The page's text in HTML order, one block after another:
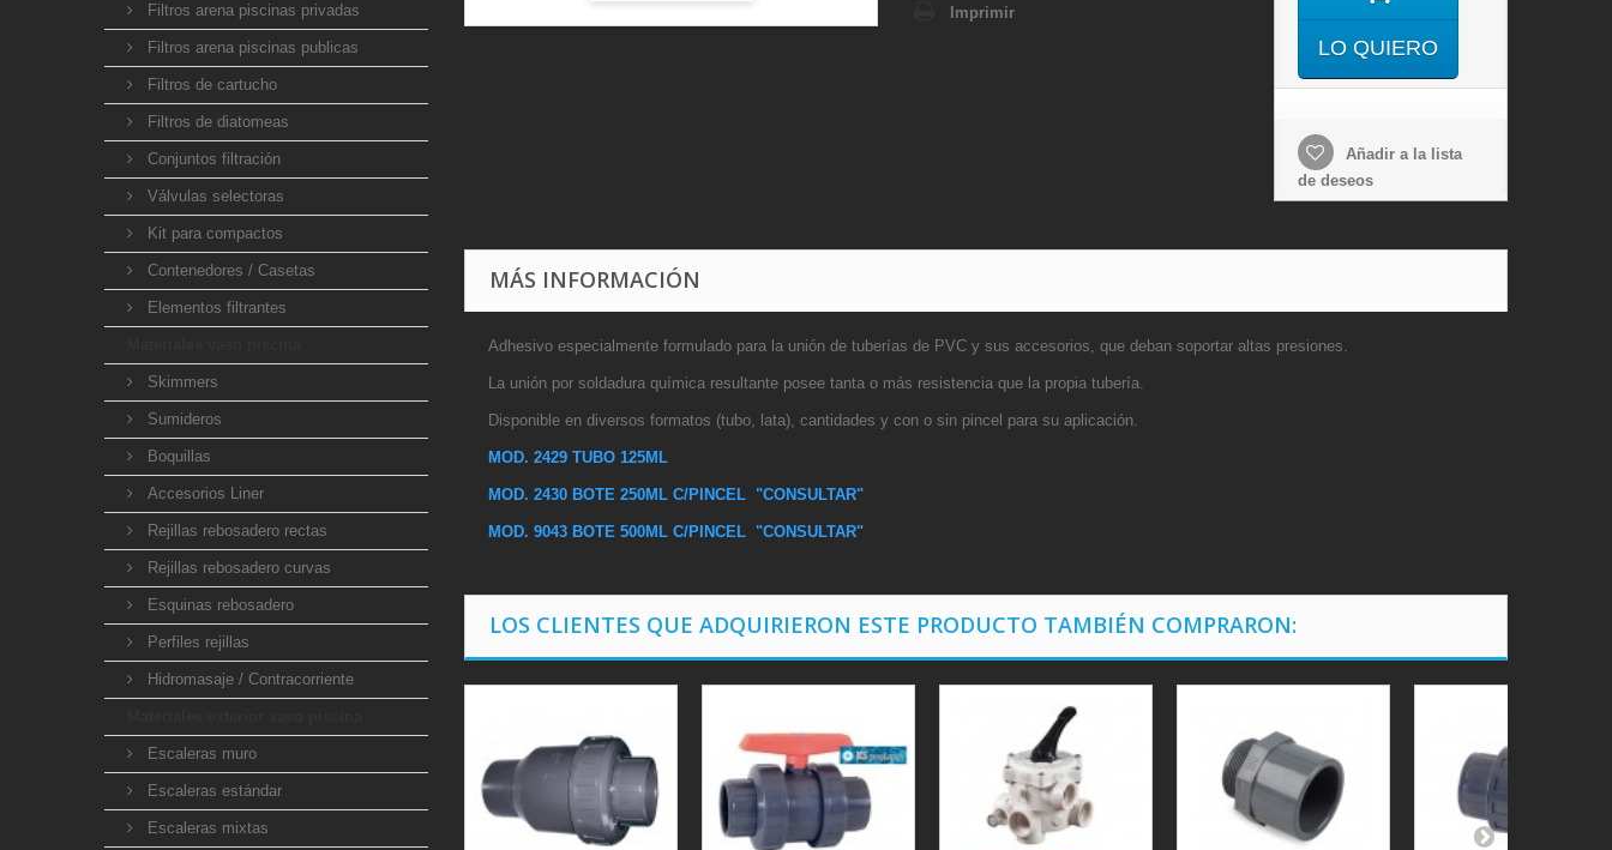
Filtros arena piscinas privadas
Filtros arena piscinas publicas
Filtros de cartucho
Filtros de diatomeas
Conjuntos filtración
Válvulas selectoras
Kit para compactos
Contenedores / Casetas
Elementos filtrantes
Skimmers
Sumideros
Boquillas
Accesorios Liner
Rejillas rebosadero rectas
Rejillas rebosadero curvas
Esquinas rebosadero
Perfiles rejillas
Hidromasaje / Contracorriente
Escaleras muro
Escaleras estándar
Escaleras mixtas
Imprimir
LO QUIERO
Añadir a la lista
de deseos
MÁS INFORMACIÓN
Adhesivo especialmente formulado para la unión de tuberías de PVC y sus accesorios, que deban soportar altas presiones.
La unión por soldadura química resultante posee tanta o más resistencia que la propia tubería.
Disponible en diversos formatos (tubo, lata), cantidades y con o sin pincel para su aplicación.
MOD. 2429 TUBO 125ML
MOD. 2430 BOTE 250ML C/PINCEL "CONSULTAR"
MOD. 9043 BOTE 500ML C/PINCEL "CONSULTAR"
LOS CLIENTES QUE ADQUIRIERON ESTE PRODUCTO TAMBIÉN COMPRARON: